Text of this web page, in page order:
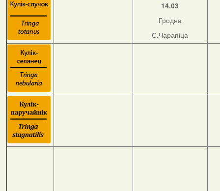
14.03
Гродна
С.Чарапіца